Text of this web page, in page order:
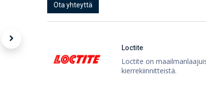
Ota yhteyttä
Loctite
Loctite on
kierrekiinnitteistä.